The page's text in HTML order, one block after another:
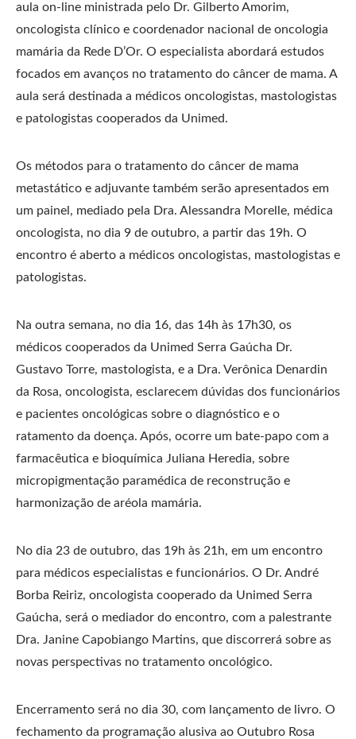
aula on-line ministrada pelo Dr. Gilberto Amorim,
oncologista clínico e coordenador nacional de oncologia
mamária da Rede D’Or. O especialista abordará estudos
focados em avanços no tratamento do câncer de mama. A
aula será destinada a médicos oncologistas, mastologistas
e patologistas cooperados da Unimed.
Os métodos para o tratamento do câncer de mama
metastático e adjuvante também serão apresentados em
um painel, mediado pela Dra. Alessandra Morelle, médica
oncologista, no dia 9 de outubro, a partir das 19h. O
encontro é aberto a médicos oncologistas, mastologistas e
patologistas.
Na outra semana, no dia 16, das 14h às 17h30, os
médicos cooperados da Unimed Serra Gaúcha Dr.
Gustavo Torre, mastologista, e a Dra. Verônica Denardin
da Rosa, oncologista, esclarecem dúvidas dos funcionários
e pacientes oncológicas sobre o diagnóstico e o
ratamento da doença. Após, ocorre um bate-papo com a
farmacêutica e bioquímica Juliana Heredia, sobre
micropigmentação paramédica de reconstrução e
harmonização de aréola mamária.
No dia 23 de outubro, das 19h às 21h, em um encontro
para médicos especialistas e funcionários. O Dr. André
Borba Reiriz, oncologista cooperado da Unimed Serra
Gaúcha, será o mediador do encontro, com a palestrante
Dra. Janine Capobiango Martins, que discorrerá sobre as
novas perspectivas no tratamento oncológico.
Encerramento será no dia 30, com lançamento de livro. O
fechamento da programação alusiva ao Outubro Rosa